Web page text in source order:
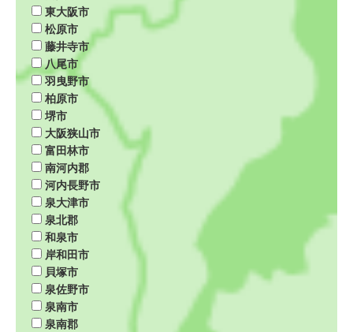
東大阪市
松原市
藤井寺市
八尾市
羽曳野市
柏原市
堺市
大阪狭山市
富田林市
南河内郡
河内長野市
泉大津市
泉北郡
和泉市
岸和田市
貝塚市
泉佐野市
泉南市
泉南郡